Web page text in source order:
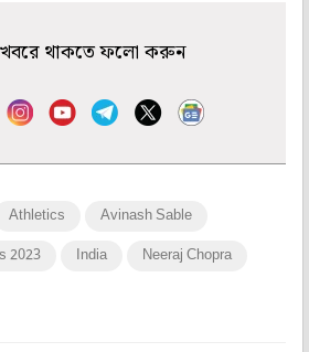
খবরে থাকতে ফলো করুন
Athletics Avinash Sable
2023 India Neeraj Chopra